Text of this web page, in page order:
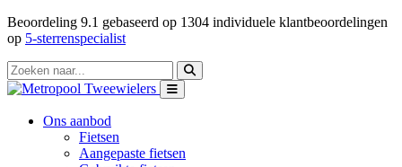
Beoordeling 9.1 gebaseerd op 1304 individuele klantbeoordelingen
op 5-sterrenspecialist
Ons aanbod
Fietsen
Aangepaste fietsen